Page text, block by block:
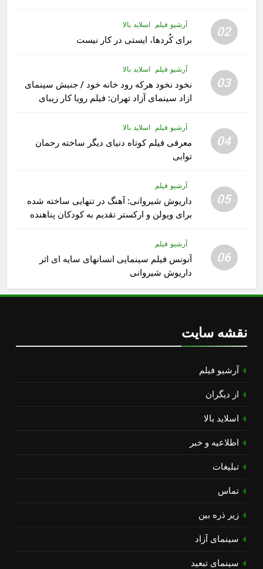
02 آرشیو فیلم اسلاید بالا
برای کُردها، ایستی در کار نیست
03
آرشیو فیلم اسلاید بالا
نخود نخود هرکه رود خانه خود / جنبش سینمای
ازاد سینمای آزاد تهران: فیلم رویا کار زیبای
04
آرشیو فیلم اسلاید بالا
معرفی فیلم کوتاه دنیای دیگر ساخته رحمان
توابی
05
آرشیو فیلم
داریوش شیروانی: آهنگ در تنهایی ساخته شده
برای ویولن و ارکستر تقدیم به کودکان پناهنده
06
آرشیو فیلم
آنونس فیلم سینمایی انسانهای سایه ای اثر
داریوش شیروانی
نقشه سایت
آرشیو فیلم
از دیگران
اسلاید بالا
اطلاعیه و خبر
تبلیغات
تماس
زیر ذره بین
سینمای آزاد
سینمای تبعید